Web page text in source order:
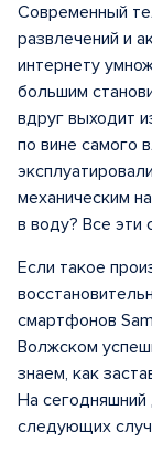
Современный
развлечений и
интернету
большим
вдруг выходит
по вине самого
механическим
в воду? Все эти
Если такое
смартфонов
Волжском
знаем, как
На сегодняшний
следующих